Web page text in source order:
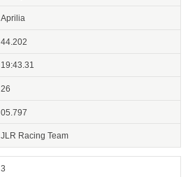
Aprilia
44.202
19:43.31
26
05.797
JLR Racing Team
3